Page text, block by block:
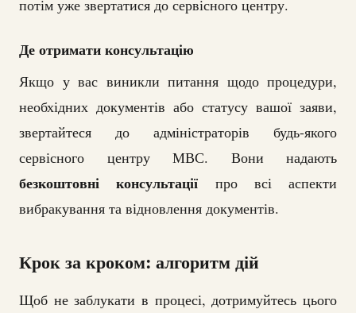
потім уже звертатися до сервісного центру.
Де отримати консультацію
Якщо у вас виникли питання щодо процедури,
необхідних документів або статусу вашої заяви,
звертайтеся до адміністраторів будь-якого
сервісного центру МВС. Вони надають
безкоштовні консультації про всі аспекти
вибракування та відновлення документів.
Крок за кроком: алгоритм дій
Щоб не заблукати в процесі, дотримуйтесь цього